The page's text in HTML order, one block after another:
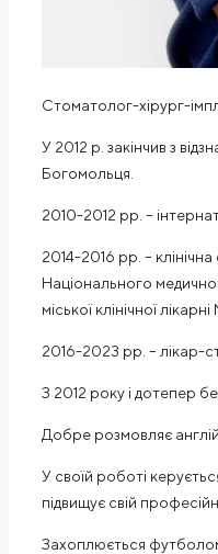
Cтоматолог-хірург-
У 2012 р. закінчив з
Богомольця.
2010-2012 рр. –
2014-2016 рр. –
Національного
міської клінічної
2016-2023 рр. – лікар-
З 2012 року і дотепер
Добре розмовляє
У своїй роботі
підвищує свій
Захоплюється